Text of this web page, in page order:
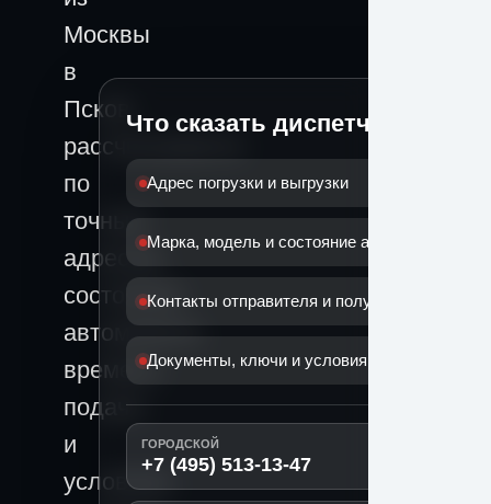
Москвы
в
Псков
рассчитывается
по
точным
адресам,
состоянию
автомобиля,
времени
подачи
и
условиям
Что сказать диспетчеру
Адрес погрузки и выгрузки
Марка, модель и состояние автомобиля
Контакты отправителя и получателя
Документы, ключи и условия передачи
ГОРОДСКОЙ
+7 (495) 513-13-47